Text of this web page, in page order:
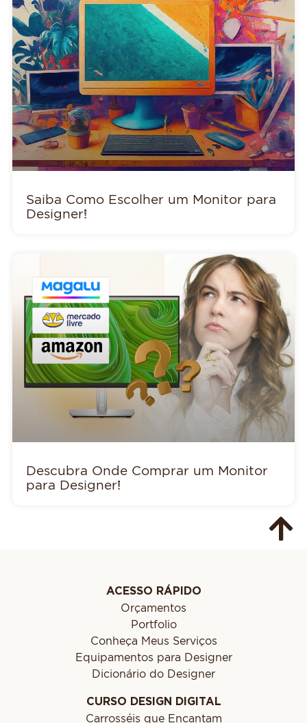
Saiba Como Escolher um Monitor para
Designer!
Descubra Onde Comprar um Monitor
para Designer!
ACESSO RÁPIDO
Orçamentos
Portfolio
Conheça Meus Serviços
Equipamentos para Designer
Dicionário do Designer
CURSO DESIGN DIGITAL
Carrosséis que Encantam